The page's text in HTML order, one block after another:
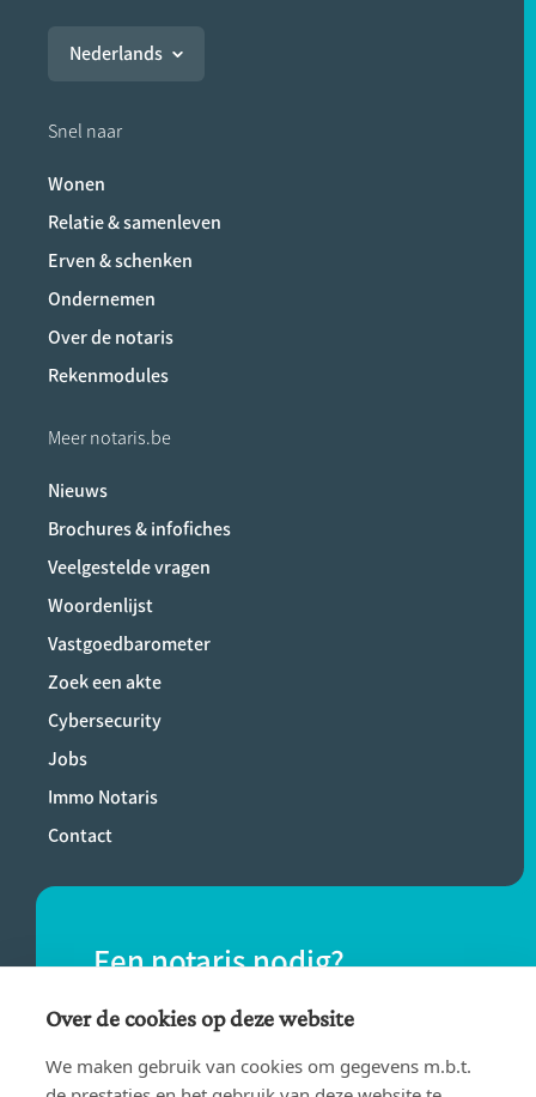
Nederlands
Snel naar
Wonen
Relatie & samenleven
Erven & schenken
Ondernemen
Over de notaris
Rekenmodules
Meer notaris.be
Nieuws
Brochures & infofiches
Veelgestelde vragen
Woordenlijst
Vastgoedbarometer
Zoek een akte
Cybersecurity
Jobs
Immo Notaris
Contact
Een notaris nodig?
Vind eenvoudig een notaris bij jou in de
buurt.
Over de cookies op deze website
We maken gebruik van cookies om gegevens m.b.t.